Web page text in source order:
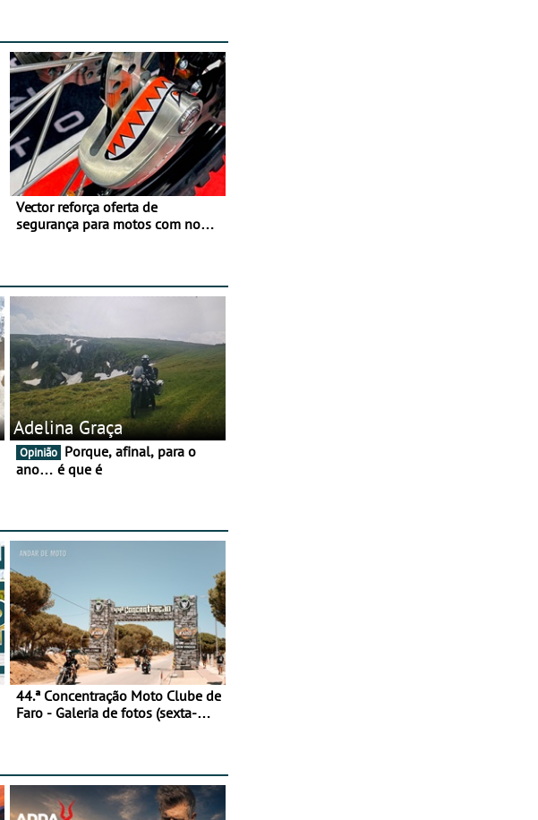
Vector reforça oferta de
segurança para motos com nova
Adelina Graça
Opinião
ano… é que é
44.ª Concentração Moto Clube de
Faro - Galeria de fotos (sexta-